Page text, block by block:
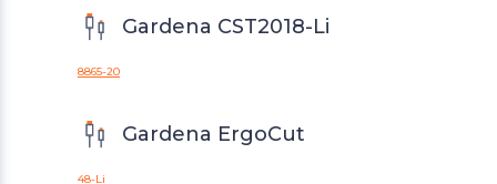
Gardena CST2018-Li
8865-20
Gardena ErgoCut
48-Li